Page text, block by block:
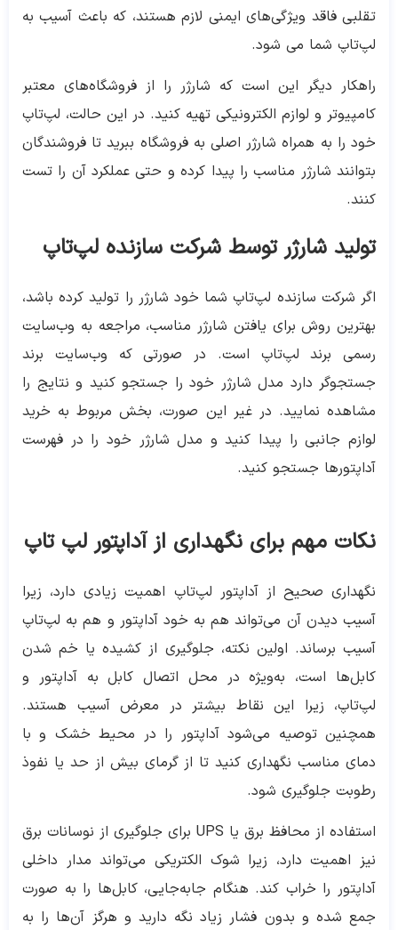
تقلبی فاقد ویژگی‌های ایمنی لازم هستند، که باعث آسیب به
لپ‌تاپ شما می شود.
راهکار دیگر این است که شارژر را از فروشگاه‌های معتبر
کامپیوتر و لوازم الکترونیکی تهیه کنید. در این حالت، لپ‌تاپ
خود را به همراه شارژر اصلی به فروشگاه ببرید تا فروشندگان
بتوانند شارژر مناسب را پیدا کرده و حتی عملکرد آن را تست
کنند.
تولید شارژر توسط شرکت سازنده لپ‌تاپ
اگر شرکت سازنده لپ‌تاپ شما خود شارژر را تولید کرده باشد،
بهترین روش برای یافتن شارژر مناسب، مراجعه به وب‌سایت
رسمی برند لپ‌تاپ است. در صورتی که وب‌سایت برند
جستجوگر دارد مدل شارژر خود را جستجو کنید و نتایج را
مشاهده نمایید. در غیر این صورت، بخش مربوط به خرید
لوازم جانبی را پیدا کنید و مدل شارژر خود را در فهرست
آداپتورها جستجو کنید.
نکات مهم برای نگهداری از آداپتور لپ تاپ
نگهداری صحیح از آداپتور لپ‌تاپ اهمیت زیادی دارد، زیرا
آسیب دیدن آن می‌تواند هم به خود آداپتور و هم به لپ‌تاپ
آسیب برساند. اولین نکته، جلوگیری از کشیده یا خم شدن
کابل‌ها است، به‌ویژه در محل اتصال کابل به آداپتور و
لپ‌تاپ، زیرا این نقاط بیشتر در معرض آسیب هستند.
همچنین توصیه می‌شود آداپتور را در محیط خشک و با
دمای مناسب نگهداری کنید تا از گرمای بیش از حد یا نفوذ
رطوبت جلوگیری شود.
استفاده از محافظ برق یا UPS برای جلوگیری از نوسانات برق
نیز اهمیت دارد، زیرا شوک الکتریکی می‌تواند مدار داخلی
آداپتور را خراب کند. هنگام جابه‌جایی، کابل‌ها را به صورت
جمع شده و بدون فشار زیاد نگه دارید و هرگز آن‌ها را به